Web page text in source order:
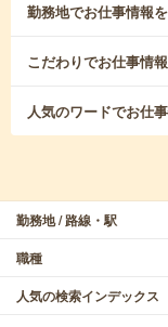
勤務地でお仕事情報
こだわりでお仕事情
人気のワードでお仕
勤務地 / 路線・駅
職種
人気の検索インデックス